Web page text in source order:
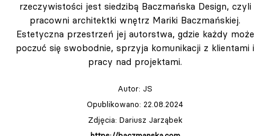
rzeczywistości jest siedzibą Baczmańska Design, czyli
pracowni architektki wnętrz Mariki Baczmańskiej.
Estetyczna przestrzeń jej autorstwa, gdzie każdy może
poczuć się swobodnie, sprzyja komunikacji z klientami i
pracy nad projektami.
Autor: JS
Opublikowano: 22.08.2024
Zdjęcia: Dariusz Jarząbek